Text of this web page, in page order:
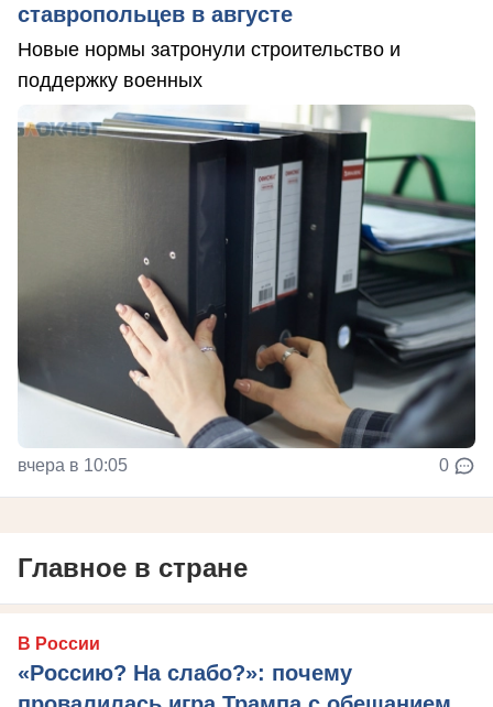
ставропольцев в августе
Новые нормы затронули строительство и
поддержку военных
вчера в 10:05 0
Главное в стране
В России
«Россию? На слабо?»: почему